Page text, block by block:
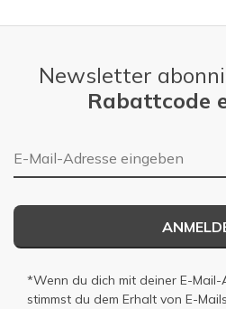
Newsletter
Rabattcode
E-Mail-Adresse
*Wenn du dich mit deiner E-Mail-
stimmst du dem Erhalt von E-